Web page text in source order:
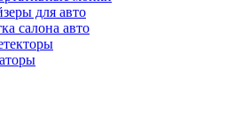
для авто
салона авто